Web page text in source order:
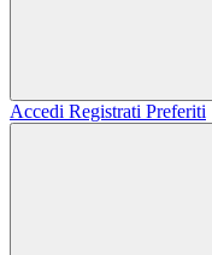
Accedi Registrati Preferiti